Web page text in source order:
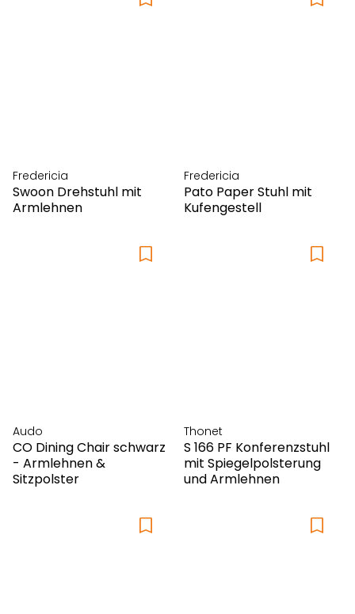
Fredericia
Swoon Drehstuhl mit
Armlehnen
Fredericia
Pato Paper Stuhl mit
Kufengestell
Audo
CO Dining Chair schwarz
- Armlehnen &
Sitzpolster
Thonet
S 166 PF Konferenzstuhl
mit Spiegelpolsterung
und Armlehnen